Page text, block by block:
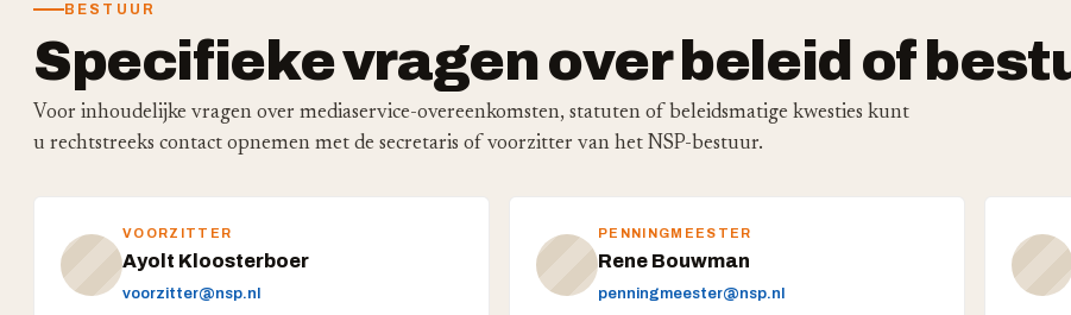
BESTUUR
Specifieke vragen over beleid of
Voor inhoudelijke vragen over mediaservice-overeenkomsten, statuten of beleidsmatige kwesties kunt
u rechtstreeks contact opnemen met de secretaris of voorzitter van het NSP-bestuur.
VOORZITTER
Ayolt Kloosterboer
voorzitter@nsp.nl
PENNINGMEESTER
Rene Bouwman
penningmeester@nsp.nl